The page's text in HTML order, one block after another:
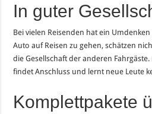
In guter
Bei vielen Reisenden hat ein
Auto auf Reisen zu gehen, schätzen
die Gesellschaft der anderen
findet Anschluss und lernt neue Leute
Komplettpakete